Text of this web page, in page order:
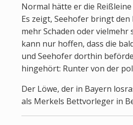
Normal hätte er die
Es zeigt, Seehofer bringt
mehr Schaden oder vielmehr
kann nur hoffen, dass die
und Seehofer dorthin
hingehört: Runter von der
Der Löwe, der in Bayern
als Merkels Bettvorleger in